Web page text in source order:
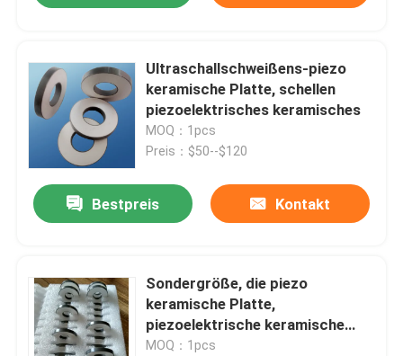
Ultraschallschweißens-piezo
keramische Platte, schellen
piezoelektrisches keramisches
MOQ：1pcs
Preis：$50--$120
Bestpreis Kontakt
Sondergröße, die piezo
keramische Platte,
piezoelektrische keramische
Disketten ROSH herstellt
MOQ：1pcs